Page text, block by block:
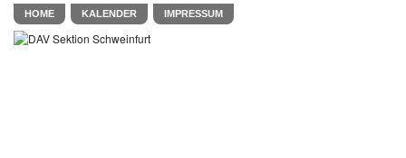
HOME KALENDER IMPRESSUM